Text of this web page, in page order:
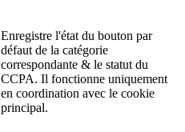
Enregistre l'état du bouton par
défaut de la catégorie
correspondante & le statut du
CCPA. Il fonctionne uniquement
en coordination avec le cookie
principal.